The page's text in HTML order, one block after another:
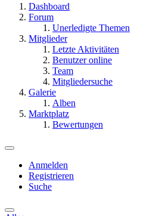
Dashboard
Forum
Unerledigte Themen
Mitglieder
Letzte Aktivitäten
Benutzer online
Team
Mitgliedersuche
Galerie
Alben
Marktplatz
Bewertungen
Anmelden
Registrieren
Suche